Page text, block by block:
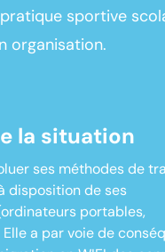
sportive
organisation.
la situation
ses méthodes de
disposition de ses
portables,
a par voie de